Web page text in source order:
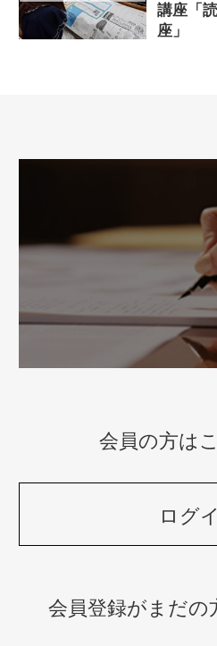
講座「
座」
会員の方は
ログ
会員登録がまだの